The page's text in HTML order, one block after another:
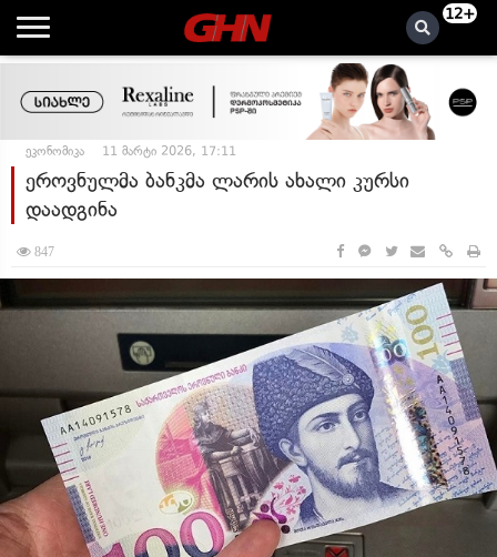
12+
ეკონომიკა 11 მარტი 2026, 17:11
ეროვნულმა ბანკმა ლარის ახალი კურსი
დაადგინა
847